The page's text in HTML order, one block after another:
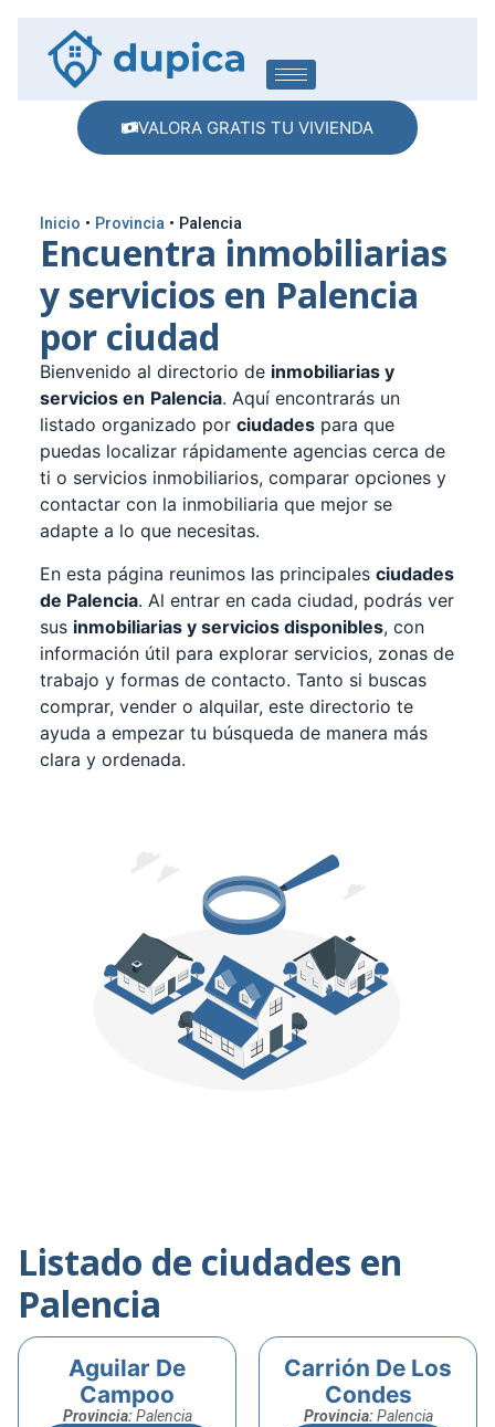
VALORA GRATIS TU VIVIENDA
Inicio • Provincia • Palencia
Encuentra inmobiliarias
y servicios en Palencia
por ciudad
Bienvenido al directorio de inmobiliarias y
servicios en Palencia. Aquí encontrarás un
listado organizado por ciudades para que
puedas localizar rápidamente agencias cerca de
ti o servicios inmobiliarios, comparar opciones y
contactar con la inmobiliaria que mejor se
adapte a lo que necesitas.
En esta página reunimos las principales ciudades
de Palencia. Al entrar en cada ciudad, podrás ver
sus inmobiliarias y servicios disponibles, con
información útil para explorar servicios, zonas de
trabajo y formas de contacto. Tanto si buscas
comprar, vender o alquilar, este directorio te
ayuda a empezar tu búsqueda de manera más
clara y ordenada.
Listado de ciudades en
Palencia
Aguilar De
Campoo
Provincia:Palencia
Carrión De Los
Condes
Provincia:Palencia